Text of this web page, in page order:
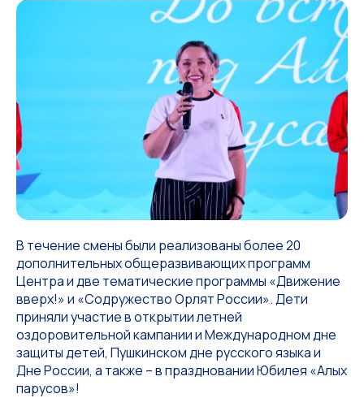
В течение смены были реализованы более 20
дополнительных общеразвивающих программ
Центра и две тематические программы «Движение
вверх!» и «Содружество Орлят России». Дети
приняли участие в открытии летней
оздоровительной кампании и Международном дне
защиты детей, Пушкинском дне русского языка и
Дне России, а также – в праздновании Юбилея «Алых
парусов»!